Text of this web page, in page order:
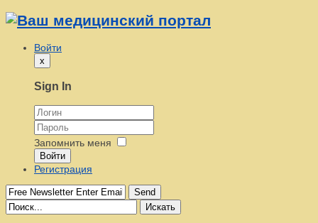
Войти
x
Sign In
Запомнить меня
Войти
Регистрация
Send
Искать